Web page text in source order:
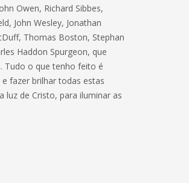
Owen, Richard Sibbes,
John Wesley, Jonathan
Thomas Boston, Stephan
Haddon Spurgeon, que
Tudo o que tenho feito é
fazer brilhar todas estas
luz de Cristo, para iluminar as